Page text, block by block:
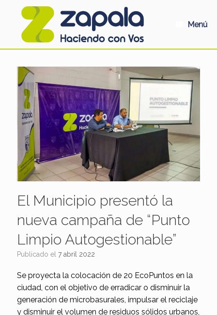
Menú
El Municipio presentó la
nueva campaña de “Punto
Limpio Autogestionable”
Publicado el 7 abril 2022
Se proyecta la colocación de 20 EcoPuntos en la
ciudad, con el objetivo de erradicar o disminuir la
generación de microbasurales, impulsar el reciclaje
y disminuir el volumen de residuos sólidos urbanos,